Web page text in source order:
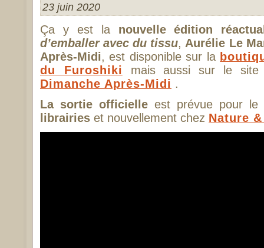
23 juin 2020
Ça y est la nouvelle édition
d’emballer avec du tissu, Aurélie Le
Après-Midi, est disponible sur la
du Furoshiki mais aussi sur le site
Dimanche Après-Midi .
La sortie officielle est prévue pour le
librairies et nouvellement chez Nature